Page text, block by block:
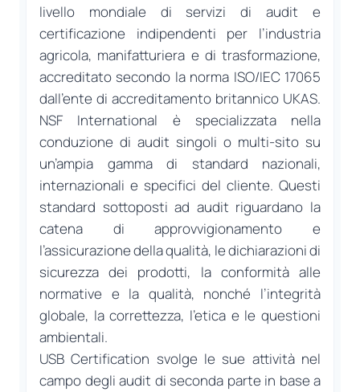
livello mondiale di servizi di audit e
certificazione indipendenti per l’industria
agricola, manifatturiera e di trasformazione,
accreditato secondo la norma ISO/IEC 17065
dall’ente di accreditamento britannico UKAS.
NSF International è specializzata nella
conduzione di audit singoli o multi-sito su
un’ampia gamma di standard nazionali,
internazionali e specifici del cliente. Questi
standard sottoposti ad audit riguardano la
catena di approvvigionamento e
l’assicurazione della qualità, le dichiarazioni di
sicurezza dei prodotti, la conformità alle
normative e la qualità, nonché l’integrità
globale, la correttezza, l’etica e le questioni
ambientali.
USB Certification svolge le sue attività nel
campo degli audit di seconda parte in base a